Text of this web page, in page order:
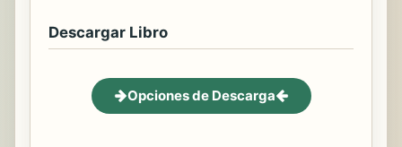
Descargar Libro
Opciones de Descarga